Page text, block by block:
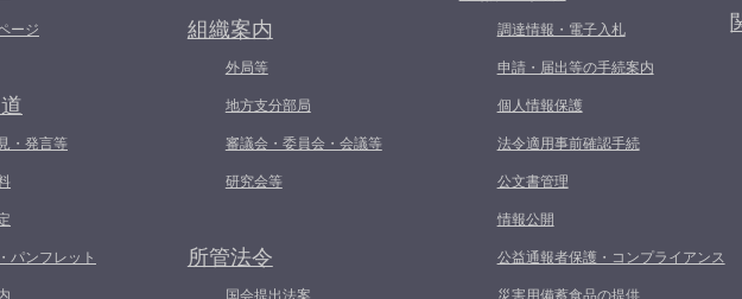
ージ
・発言等
パンフレット
組織案内
外局等
地方支分部局
審議会・委員会・会議等
研究会等
所管法令
国会提出法案
調達情報・電子入札
申請・届出等の手続案内
個人情報保護
法令適用事前確認手続
公文書管理
情報公開
公益通報者保護・コンプライアンス
災害用備蓄食品の提供